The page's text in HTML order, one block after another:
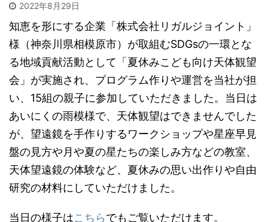
2022年8月29日
知恵を形にする企業「株式会社リガルジョイント」
様（神奈川県相模原市）が取組むSDGsの一環とな
る地域貢献活動として「夏休みこども向け天体観望
会」が実施され、プログラム作りや運営を当社が担
い、15組の親子に参加していただきました。当日は
あいにくの雨模様で、天体観望はできませんでした
が、望遠鏡を手作りするワークショップや星座早見
盤の見方や月や夏の星たちの楽しみ方などの教室、
天体望遠鏡の体験など、夏休みの思い出作りや自由
研究の材料にしていただけました。
当日の様子はこちらでもご覧いただけます。